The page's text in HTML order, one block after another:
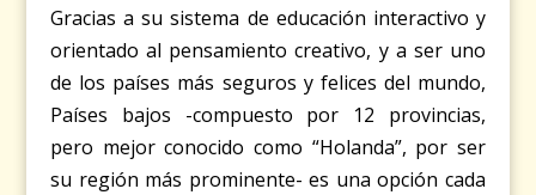
Gracias a su sistema de educación interactivo y
orientado al pensamiento creativo, y a ser uno
de los países más seguros y felices del mundo,
Países bajos -compuesto por 12 provincias,
pero mejor conocido como “Holanda”, por ser
su región más prominente- es una opción cada